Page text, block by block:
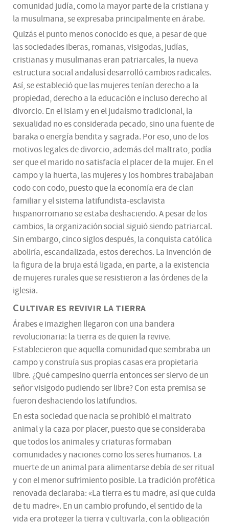
comunidad judía, como la mayor parte de la cristiana y
la musulmana, se expresaba principalmente en árabe.
Quizás el punto menos conocido es que, a pesar de que
las sociedades iberas, romanas, visigodas, judías,
cristianas y musulmanas eran patriarcales, la nueva
estructura social andalusí desarrolló cambios radicales.
Así, se estableció que las mujeres tenían derecho a la
propiedad, derecho a la educación e incluso derecho al
divorcio. En el islam y en el judaísmo tradicional, la
sexualidad no es considerada pecado, sino una fuente de
baraka o energía bendita y sagrada. Por eso, uno de los
motivos legales de divorcio, además del maltrato, podía
ser que el marido no satisfacía el placer de la mujer. En el
campo y la huerta, las mujeres y los hombres trabajaban
codo con codo, puesto que la economía era de clan
familiar y el sistema latifundista-esclavista
hispanorromano se estaba deshaciendo. A pesar de los
cambios, la organización social siguió siendo patriarcal.
Sin embargo, cinco siglos después, la conquista católica
aboliría, escandalizada, estos derechos. La invención de
la figura de la bruja está ligada, en parte, a la existencia
de mujeres rurales que se resistieron a las órdenes de la
iglesia.
Cultivar es revivir la tierra
Árabes e imazighen llegaron con una bandera
revolucionaria: la tierra es de quien la revive.
Establecieron que aquella comunidad que sembraba un
campo y construía sus propias casas era propietaria
libre. ¿Qué campesino querría entonces ser siervo de un
señor visigodo pudiendo ser libre? Con esta premisa se
fueron deshaciendo los latifundios.
En esta sociedad que nacía se prohibió el maltrato
animal y la caza por placer, puesto que se consideraba
que todos los animales y criaturas formaban
comunidades y naciones como los seres humanos. La
muerte de un animal para alimentarse debía de ser ritual
y con el menor sufrimiento posible. La tradición profética
renovada declaraba: «La tierra es tu madre, así que cuida
de tu madre». En un cambio profundo, el sentido de la
vida era proteger la tierra y cultivarla, con la obligación